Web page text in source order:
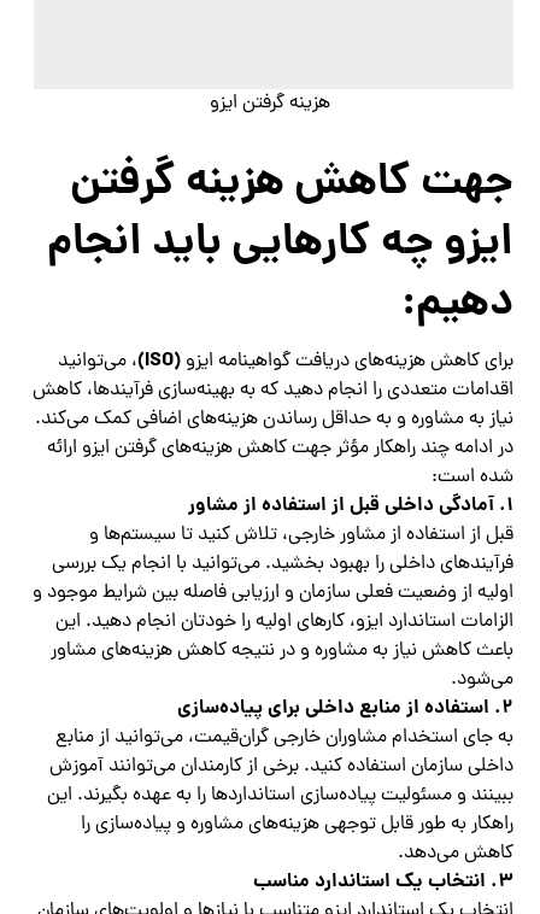
هزینه گرفتن ایزو
جهت کاهش هزینه گرفتن
ایزو چه کارهایی باید انجام
دهیم:
برای کاهش هزینه‌های دریافت گواهینامه ایزو(ISO)
، می‌توانید
اقدامات متعددی را انجام دهید که به بهینه‌سازی فرآیندها، کاهش
نیاز به مشاوره و به حداقل رساندن هزینه‌های اضافی کمک می‌کند.
در ادامه چند راهکار مؤثر جهت کاهش هزینه‌های گرفتن ایزو ارائه
شده است:
1. آمادگی داخلی قبل از استفاده از مشاور
قبل از استفاده از مشاور خارجی، تلاش کنید تا سیستم‌ها و
فرآیندهای داخلی را بهبود بخشید. می‌توانید با انجام یک بررسی
اولیه از وضعیت فعلی سازمان و ارزیابی فاصله بین شرایط موجود و
الزامات استاندارد ایزو، کارهای اولیه را خودتان انجام دهید. این
باعث کاهش نیاز به مشاوره و در نتیجه کاهش هزینه‌های مشاور
می‌شود.
2. استفاده از منابع داخلی برای پیاده‌سازی
به جای استخدام مشاوران خارجی گران‌قیمت، می‌توانید از منابع
داخلی سازمان استفاده کنید. برخی از کارمندان می‌توانند آموزش
ببینند و مسئولیت پیاده‌سازی استانداردها را به عهده بگیرند. این
راهکار به طور قابل توجهی هزینه‌های مشاوره و پیاده‌سازی را
کاهش می‌دهد.
3. انتخاب یک استاندارد مناسب